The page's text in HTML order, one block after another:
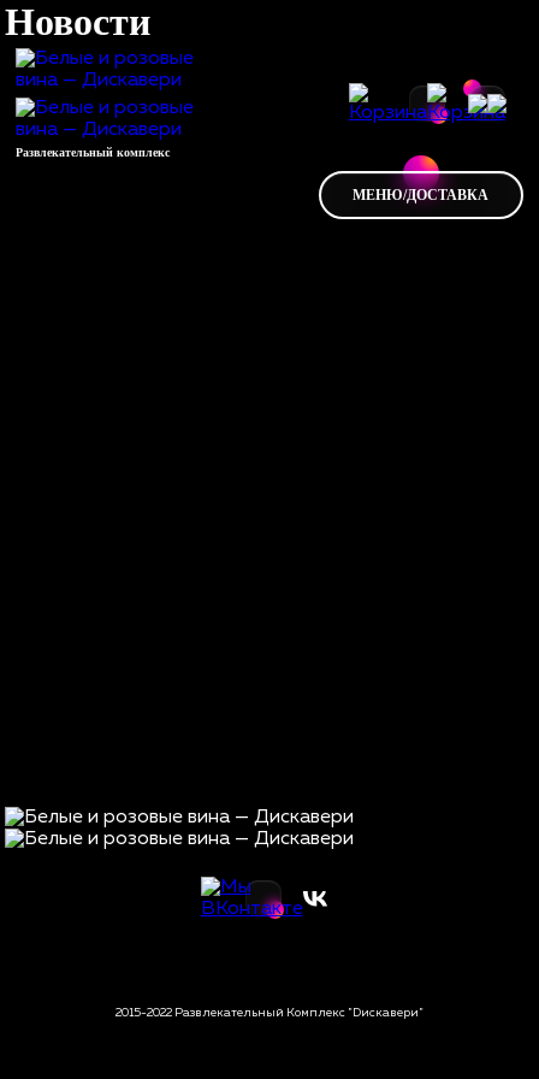
Развлекательный комплекс
МЕНЮ/ДОСТАВКА
Новости
2015-2022 Развлекательный Комплекс "Dискавери"